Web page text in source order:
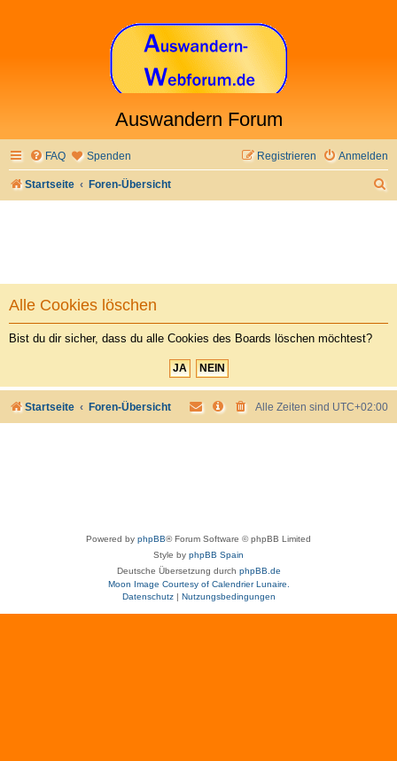
Auswandern Forum
FAQ Spenden Anmelden
Registrieren
Startseite Foren-Übersicht
Alle Cookies löschen
Bist du dir sicher, dass du alle Cookies des Boards löschen möchtest?
Startseite Foren-Übersicht Alle Zeiten sind UTC+02:00
Powered by phpBB® Forum Software © phpBB Limited
Style by phpBB Spain
Deutsche Übersetzung durch phpBB.de
Moon Image Courtesy of Calendrier Lunaire.
Datenschutz| Nutzungsbedingungen